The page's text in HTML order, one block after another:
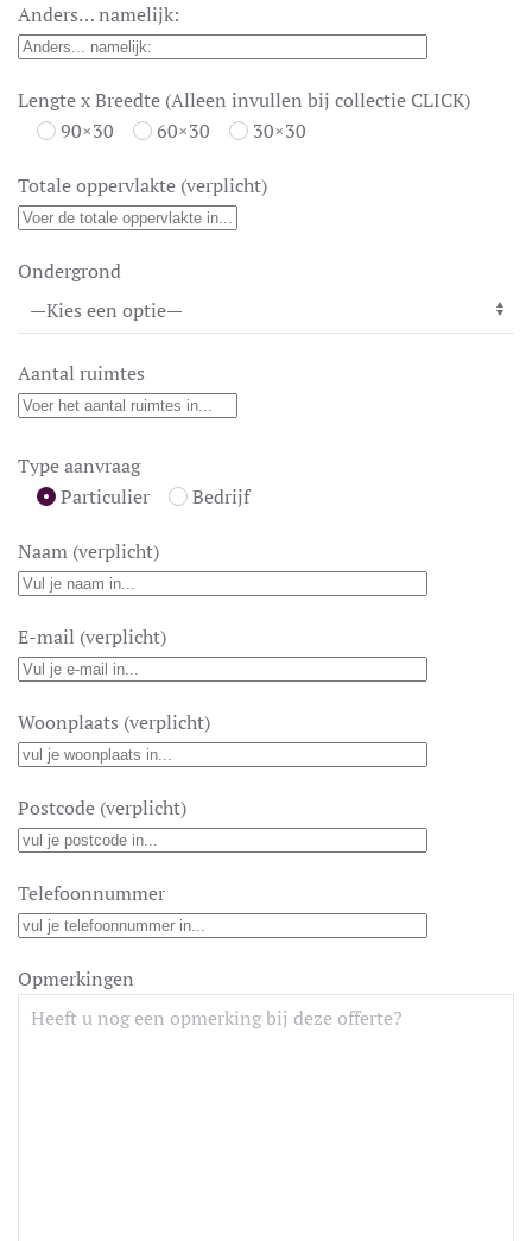
Anders… namelijk:
Lengte x Breedte (Alleen invullen bij collectie CLICK)
90×30
60×30 30×30
Totale oppervlakte (verplicht)
Ondergrond
Aantal ruimtes
Type aanvraag
Particulier
Bedrijf
Naam (verplicht)
E-mail (verplicht)
Woonplaats (verplicht)
Postcode (verplicht)
Telefoonnummer
Opmerkingen